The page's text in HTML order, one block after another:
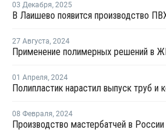
03 Декабря, 2025
27 Августа, 2024
01 Апреля, 2024
08 Февраля, 2024
Производство мастербатчей в